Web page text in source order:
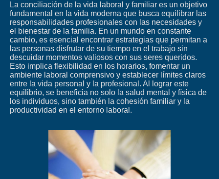
La conciliación de la vida laboral y familiar es un objetivo
fundamental en la vida moderna que busca equilibrar las
responsabilidades profesionales con las necesidades y
el bienestar de la familia. En un mundo en constante
cambio, es esencial encontrar estrategias que permitan a
las personas disfrutar de su tiempo en el trabajo sin
descuidar momentos valiosos con sus seres queridos.
Esto implica flexibilidad en los horarios, fomentar un
ambiente laboral comprensivo y establecer límites claros
entre la vida personal y la profesional. Al lograr este
equilibrio, se beneficia no solo la salud mental y física de
los individuos, sino también la cohesión familiar y la
productividad en el entorno laboral.